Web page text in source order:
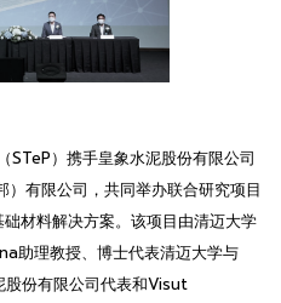
）携手皇象水泥股份有限公司
）有限公司，共同举办联合研究项目
材料解决方案。该项目由清迈大学
理教授、博士代表清迈大学与
份有限公司代表和Visut